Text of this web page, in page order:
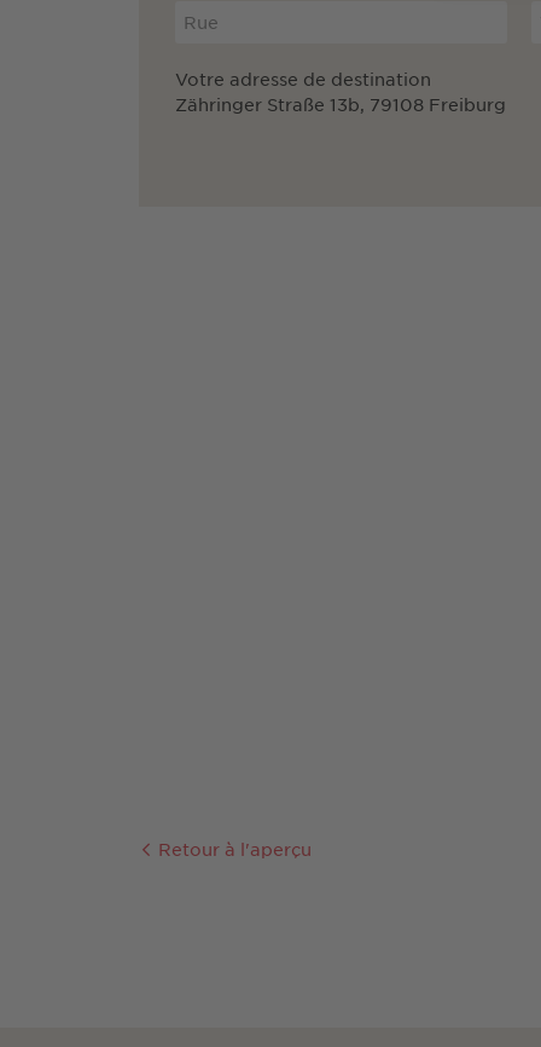
Votre adresse de destination
Zähringer Straße 13b, 79108 Freiburg
Retour à l'aperçu